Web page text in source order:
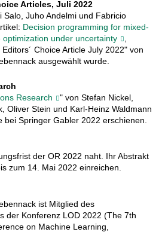
Articles, Juli 2022
Salo, Juho Andelmi und Fabricio
Decision programming for mixed-
optimization under uncertainty
,
Choice Article July 2022" von
ausgewählt wurde.
Research
" von Stefan Nickel,
Oliver Stein und Karl-Heinz Waldmann
bei Springer Gabler 2022 erschienen.
der OR 2022 naht. Ihr Abstrakt
zum 14. Mai 2022 einreichen.
ist Mitglied des
der Konferenz LOD 2022 (The 7th
on Machine Learning,